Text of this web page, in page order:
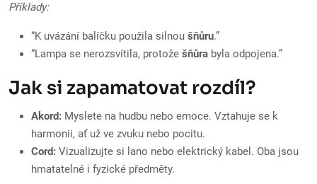
Příklady:
“K uvázání balíčku použila silnou šňůru.”
“Lampa se nerozsvítila, protože šňůra byla odpojena.”
Jak si zapamatovat rozdíl?
Akord: Myslete na hudbu nebo emoce. Vztahuje se k
harmonii, ať už ve zvuku nebo pocitu.
Cord: Vizualizujte si lano nebo elektrický kabel. Oba jsou
hmatatelné i fyzické předměty.